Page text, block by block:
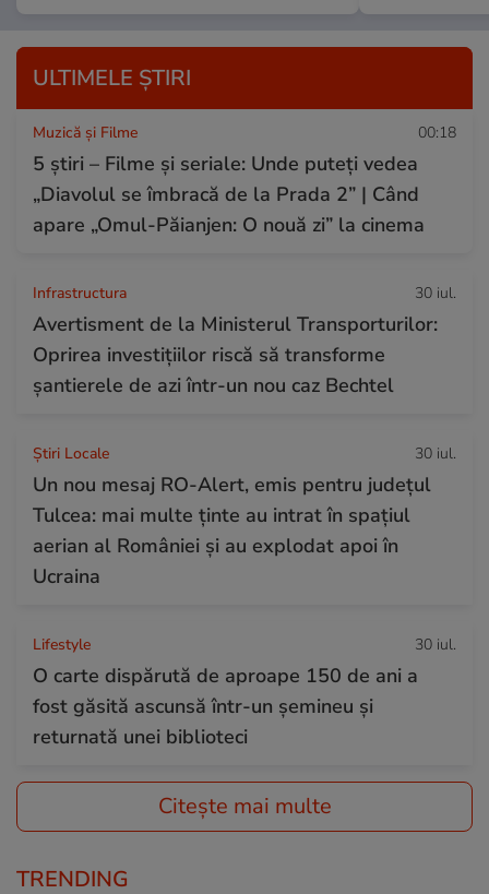
ULTIMELE ȘTIRI
Muzică și Filme 00:18
5 știri – Filme și seriale: Unde puteţi vedea
„Diavolul se îmbracă de la Prada 2” | Când
apare „Omul-Păianjen: O nouă zi” la cinema
Infrastructura 30 iul.
Avertisment de la Ministerul Transporturilor:
Oprirea investițiilor riscă să transforme
șantierele de azi într-un nou caz Bechtel
Știri Locale 30 iul.
Un nou mesaj RO-Alert, emis pentru județul
Tulcea: mai multe ținte au intrat în spațiul
aerian al României și au explodat apoi în
Ucraina
Lifestyle 30 iul.
O carte dispărută de aproape 150 de ani a
fost găsită ascunsă într-un șemineu și
returnată unei biblioteci
Citește mai multe
TRENDING